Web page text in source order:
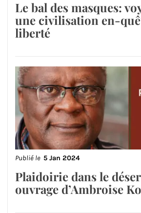
Le bal des masques:
une civilisation en-
liberté
Publié le 5 Jan 2024
Plaidoirie dans le
ouvrage d’Ambroise